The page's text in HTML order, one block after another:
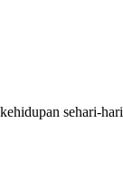
sehari-hari